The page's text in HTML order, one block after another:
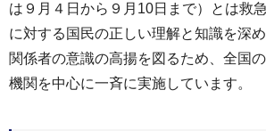
は９月４日から９月10日まで）とは救
に対する国民の正しい理解と知識を深
関係者の意識の高揚を図るため、全国
機関を中心に一斉に実施しています。